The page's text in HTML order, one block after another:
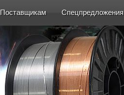
Поставщикам Спецпредложения